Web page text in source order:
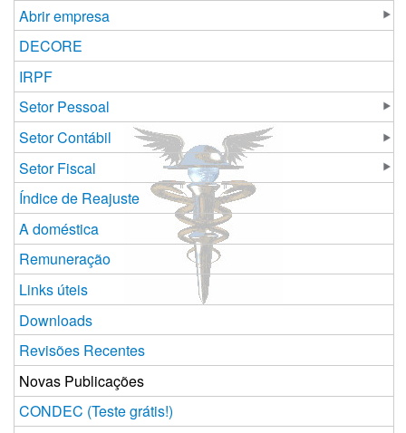
Abrir empresa
DECORE
IRPF
Setor Pessoal
Setor Contábil
Setor Fiscal
Índice de Reajuste
A doméstica
Remuneração
Links úteis
Downloads
Revisões Recentes
Novas Publicações
CONDEC (Teste grátis!)